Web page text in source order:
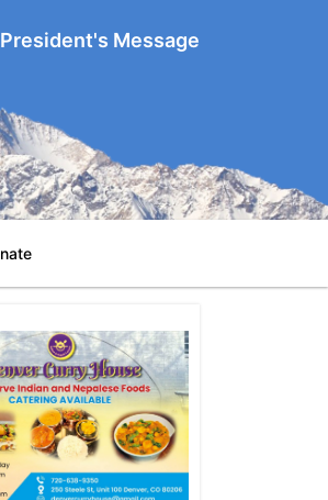
President's Message